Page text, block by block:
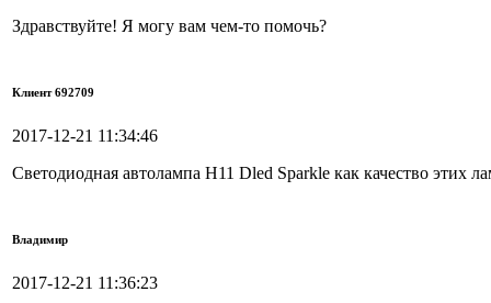
Здравствуйте! Я могу вам чем-то помочь?
Клиент 692709
2017-12-21 11:34:46
Светодиодная автолампа H11 Dled Sparkle как качество этих
Владимир
2017-12-21 11:36:23